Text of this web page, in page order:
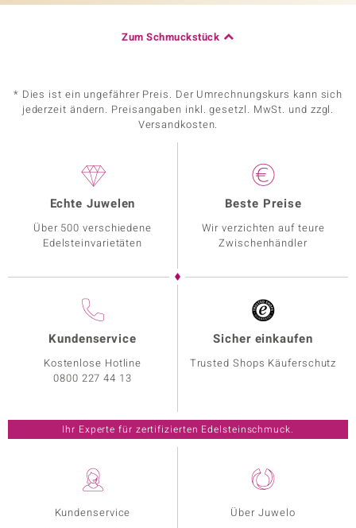
Zum Schmuckstück
* Dies ist ein ungefährer Preis. Der Umrechnungskurs kann sich
jederzeit ändern. Preisangaben inkl. gesetzl. MwSt. und zzgl.
Versandkosten.
Kundenservice
Über Juwelo
Echte Juwelen
Über 500 verschiedene
Edelsteinvarietäten
Beste Preise
Wir verzichten auf teure
Zwischenhändler
Kundenservice
Kostenlose Hotline
0800 227 44 13
Sicher einkaufen
Trusted Shops Käuferschutz
Ihr Experte für zertifizierten Edelsteinschmuck.